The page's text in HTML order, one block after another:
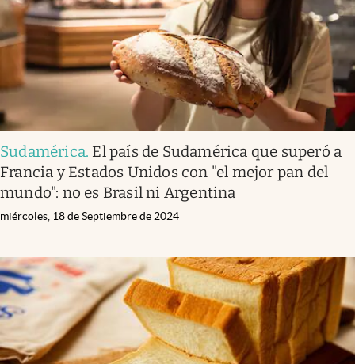
Sudamérica. El país de Sudamérica que superó a
Francia y Estados Unidos con "el mejor pan del
mundo": no es Brasil ni Argentina
miércoles, 18 de Septiembre de 2024